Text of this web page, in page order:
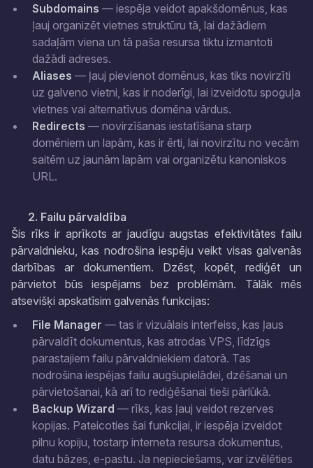
Subdomains — iespēja veidot apakšdomēnus, kas
ļauj organizēt vietnes struktūru tā, lai dažādiem
sadaļām viena un tā paša resursa tiktu izmantoti
dažādi adreses.
Aliases — ļauj pievienot domēnus, kas tiks novirzīti
uz galveno vietni, kas ir noderīgi, lai izveidotu spoguļa
vietnes vai alternatīvus domēna vārdus.
Redirects — novirzīšanas iestatīšana starp
domēniem un lapām, kas ir ērti, lai novirzītu no vecām
saitēm uz jaunām lapām vai organizētu kanoniskos
URL.
2. Failu pārvaldība
Šis rīks ir aprīkots ar jaudīgu augstas efektivitātes failu
pārvaldnieku, kas nodrošina iespēju veikt visas galvenās
darbības ar dokumentiem. Dzēst, kopēt, rediģēt un
pārvietot būs iespējams bez problēmām. Tālāk mēs
atsevišķi apskatīsim galvenās funkcijas:
File Manager — tas ir vizuālais interfeiss, kas ļaus
pārvaldīt dokumentus, kas atrodas VPS, līdzīgs
parastajiem failu pārvaldniekiem datorā. Tas
nodrošina iespējas failu augšupielādei, dzēšanai un
pārvietošanai, kā arī to rediģēšanai tieši pārlūkā.
Backup Wizard — rīks, kas ļauj veidot rezerves
kopijas. Pateicoties šai funkcijai, ir iespēja izveidot
pilnu kopiju, tostarp interneta resursa dokumentus,
datu bāzes, e-pastu. Ja nepieciešams, var izvēlēties